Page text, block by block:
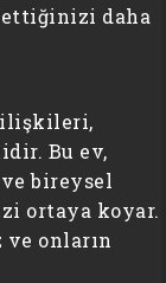
daha
ilişkileri,
Bu ev,
bireysel
ortaya koyar.
onların